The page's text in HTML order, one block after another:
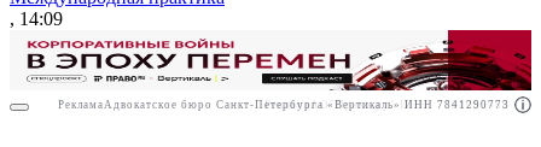
Реклама АО"Право.ру" ИНН: 7708095468
, 14:09
Реклама Адвокатское бюро Санкт-Петербурга «Вертикаль» ИНН 7841290773